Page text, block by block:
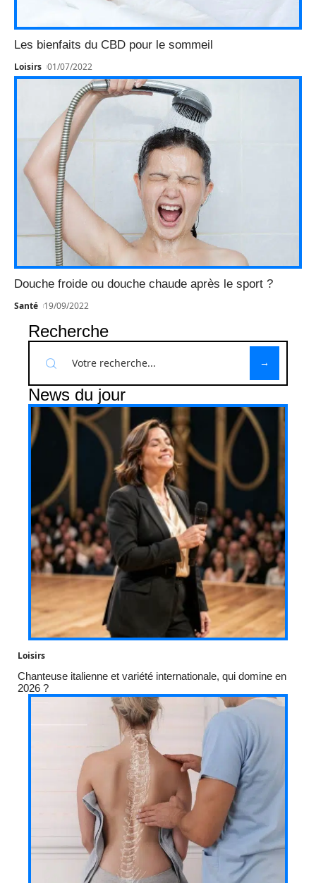
Les bienfaits du CBD pour le sommeil
Loisirs 01/07/2022
Douche froide ou douche chaude après le sport ?
Santé 19/09/2022
Recherche
News du jour
Loisirs
Chanteuse italienne et variété internationale, qui domine en
2026 ?